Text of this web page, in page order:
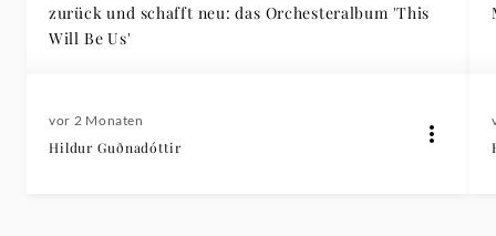
zurück und schafft neu: das Orchesteralbum 'This
Will Be Us'
vor 2 Monaten
Hildur Guðnadóttir